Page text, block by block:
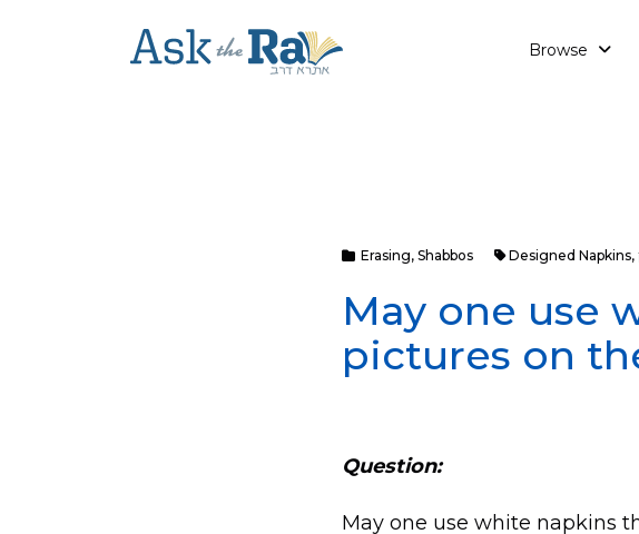
Browse
Erasing, Shabbos Designed Napkins,
May one use
pictures on
Question:
May one use white napkins